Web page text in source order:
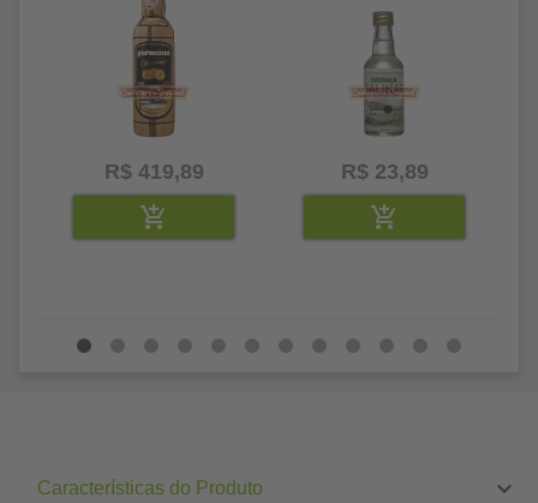
R$ 419,89 R$ 23,89
Características do Produto